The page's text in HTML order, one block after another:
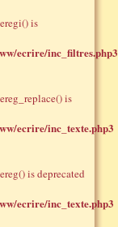
is
ecrire/inc_filtres.php3
is
ecrire/inc_texte.php3
is deprecated
ecrire/inc_texte.php3